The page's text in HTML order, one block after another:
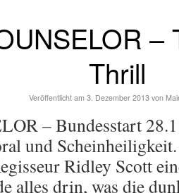
–
Thrill
Veröffentlicht am 3. Dezember 2013 von
– Bundesstart
und
Ridley Scott
alles drin, was die